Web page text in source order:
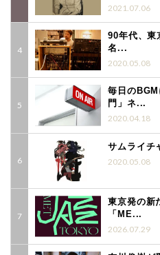
2021.07.06
90年代、
名...
2020.05.08
毎日の
門」ネ...
2020.04.18
サムライチ
2020.05.08
東京発の新
「ME...
2026.07.29